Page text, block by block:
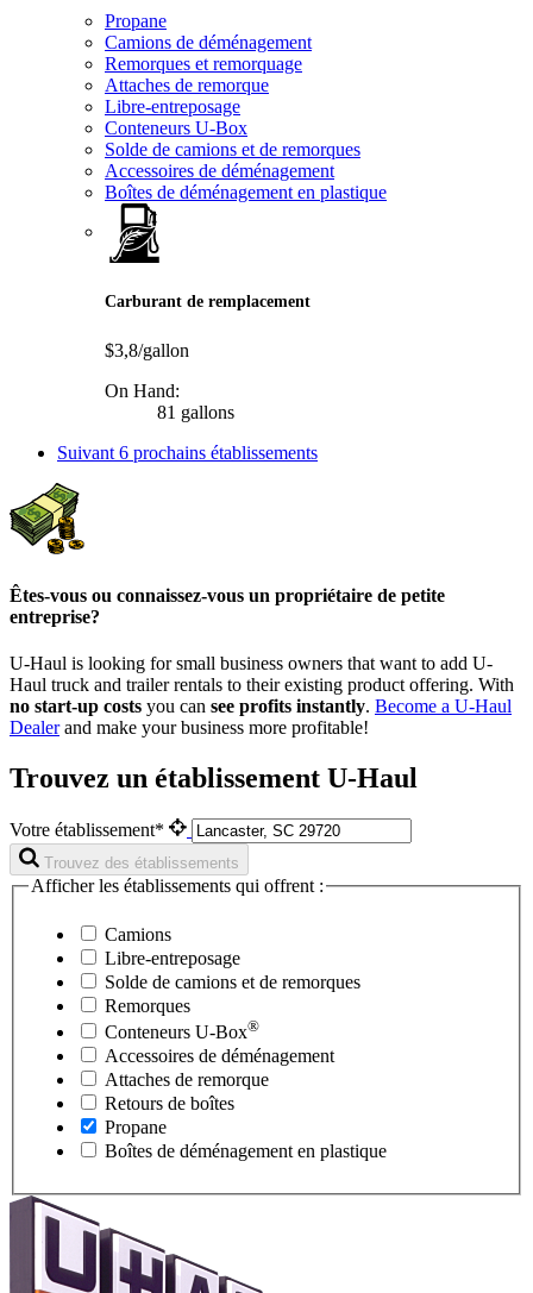
Propane
Camions de déménagement
Remorques et remorquage
Attaches de remorque
Libre-entreposage
Conteneurs U-Box
Solde de camions et de remorques
Accessoires de déménagement
Boîtes de déménagement en plastique
Carburant de remplacement
$3,8/gallon
On Hand:
81 gallons
Suivant6 prochains établissements
Êtes-vous ou connaissez-vous un propriétaire de petite
entreprise?
U-Haul is looking for small business owners that want to add U-
Haul truck and trailer rentals to their existing product offering. With
no start-up costs you can see profits instantly. Become a U-Haul
Dealerand make your business more profitable!
Trouvez un établissement U-Haul
Votre établissement*
Trouvez des établissements
Afficher les établissements qui offrent :
Camions
Libre-entreposage
Solde de camions et de remorques
Remorques
Conteneurs U-Box®
Accessoires de déménagement
Attaches de remorque
Retours de boîtes
Propane
Boîtes de déménagement en plastique